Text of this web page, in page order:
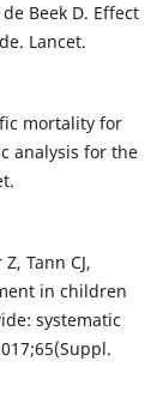
Beek D. Effect
Lancet.
mortality for
analysis for the
Tann CJ,
in children
systematic